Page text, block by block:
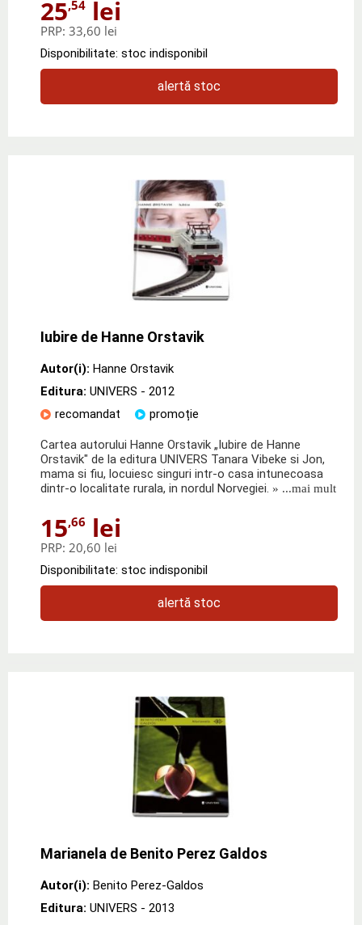
25,54 lei
PRP: 33,60 lei
Disponibilitate: stoc indisponibil
alertă stoc
Iubire de Hanne Orstavik
Autor(i): Hanne Orstavik
Editura: UNIVERS - 2012
recomandat
promoție
Cartea autorului Hanne Orstavik „Iubire de Hanne
Orstavik" de la editura UNIVERS Tanara Vibeke si Jon,
mama si fiu, locuiesc singuri intr-o casa intunecoasa
dintr-o localitate rurala, in nordul Norvegiei. » ...mai mult
15,66 lei
PRP: 20,60 lei
Disponibilitate: stoc indisponibil
alertă stoc
Marianela de Benito Perez Galdos
Autor(i): Benito Perez-Galdos
Editura: UNIVERS - 2013